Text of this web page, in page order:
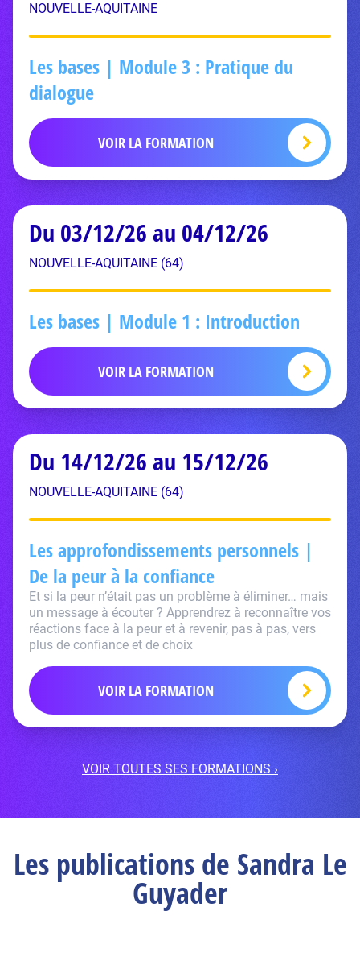
NOUVELLE-AQUITAINE
Les bases | Module 3 : Pratique du
dialogue
VOIR LA FORMATION
Du 03/12/26 au 04/12/26
NOUVELLE-AQUITAINE (64)
Les bases | Module 1 : Introduction
VOIR LA FORMATION
Du 14/12/26 au 15/12/26
NOUVELLE-AQUITAINE (64)
Les approfondissements personnels |
De la peur à la confiance
Et si la peur n’était pas un problème à éliminer… mais
un message à écouter ? Apprendrez à reconnaître vos
réactions face à la peur et à revenir, pas à pas, vers
plus de confiance et de choix
VOIR LA FORMATION
VOIR TOUTES SES FORMATIONS ›
Les publications de Sandra Le
Guyader